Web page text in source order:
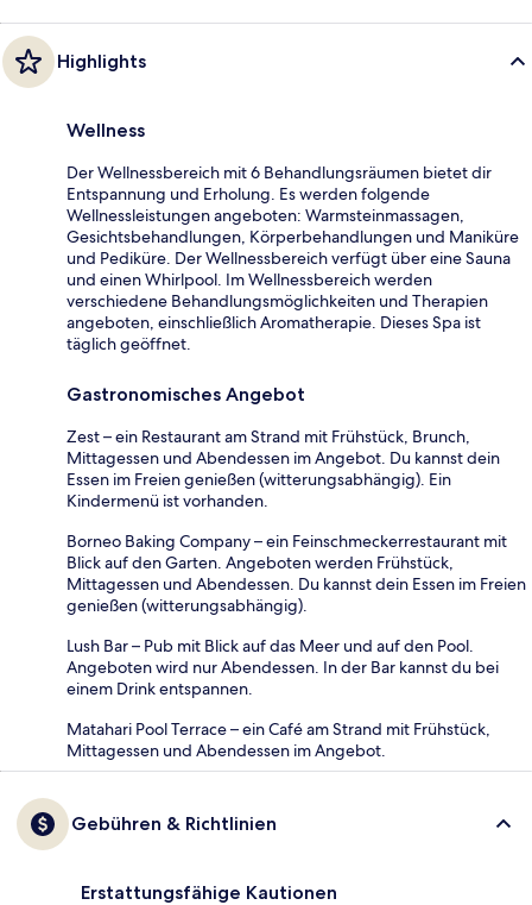
Highlights
Wellness
Der Wellnessbereich mit 6 Behandlungsräumen bietet dir
Entspannung und Erholung. Es werden folgende
Wellnessleistungen angeboten: Warmsteinmassagen,
Gesichtsbehandlungen, Körperbehandlungen und Maniküre
und Pediküre. Der Wellnessbereich verfügt über eine Sauna
und einen Whirlpool. Im Wellnessbereich werden
verschiedene Behandlungsmöglichkeiten und Therapien
angeboten, einschließlich Aromatherapie. Dieses Spa ist
täglich geöffnet.
Gastronomisches Angebot
Zest – ein Restaurant am Strand mit Frühstück, Brunch,
Mittagessen und Abendessen im Angebot. Du kannst dein
Essen im Freien genießen (witterungsabhängig). Ein
Kindermenü ist vorhanden.
Borneo Baking Company – ein Feinschmeckerrestaurant mit
Blick auf den Garten. Angeboten werden Frühstück,
Mittagessen und Abendessen. Du kannst dein Essen im Freien
genießen (witterungsabhängig).
Lush Bar – Pub mit Blick auf das Meer und auf den Pool.
Angeboten wird nur Abendessen. In der Bar kannst du bei
einem Drink entspannen.
Matahari Pool Terrace – ein Café am Strand mit Frühstück,
Mittagessen und Abendessen im Angebot.
Gebühren & Richtlinien
Erstattungsfähige Kautionen